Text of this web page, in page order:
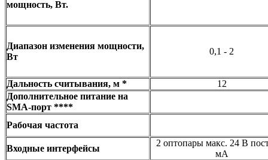
мощность, Вт.
Диапазон изменения мощности,
Вт
0,1 - 2
Дальность считывания, м *
12
Дополнительное питание на
SMA-порт ****
Рабочая частота
Входные интерфейсы
2 оптопары макс. 24 В
мА